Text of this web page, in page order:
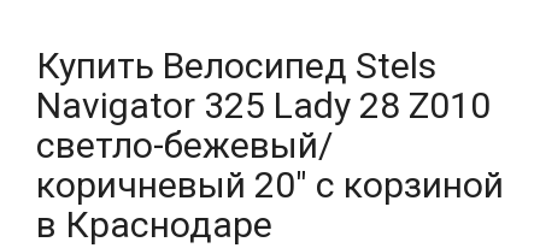
Купить Велосипед Stels
Navigator 325 Lady 28 Z010
светло-бежевый/
коричневый 20" с корзиной
в Краснодаре